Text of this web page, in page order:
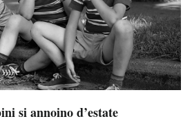
si annoino d’estate